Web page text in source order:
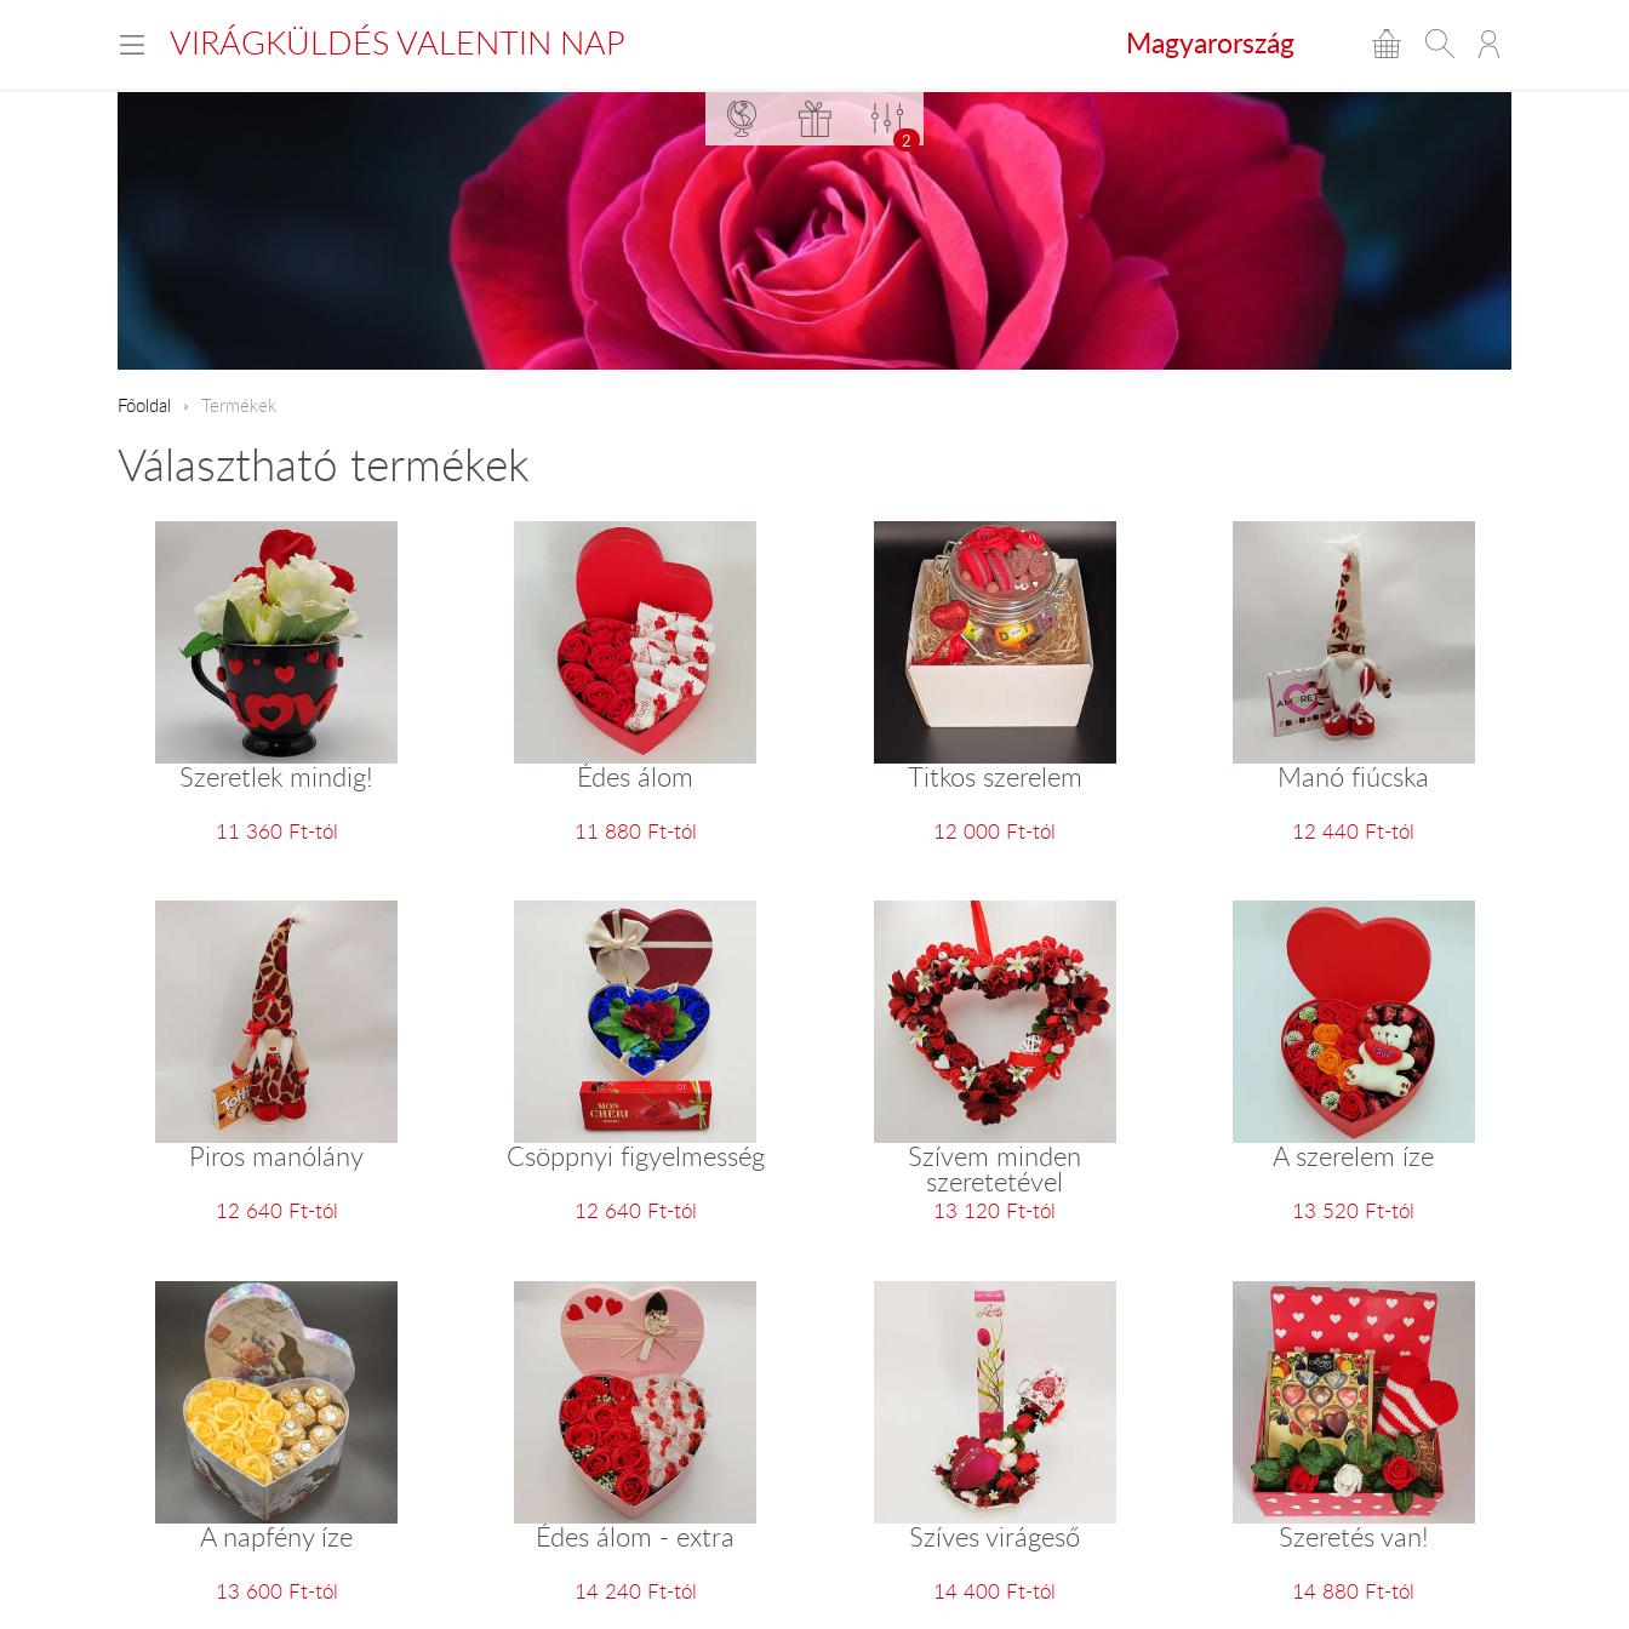
VIRÁGKÜLDÉS VALENTIN NAP Magyarország
2
Főoldal Termékek
Választható termékek
Szeretlek mindig!
11 360 Ft-tól
Édes álom
11 880 Ft-tól
Titkos szerelem
12 000 Ft-tól
Manó fiúcska
12 440 Ft-tól
Piros manólány
12 640 Ft-tól
Csöppnyi figyelmesség
12 640 Ft-tól
Szívem minden
szeretetével
13 120 Ft-tól
A szerelem íze
13 520 Ft-tól
A napfény íze
13 600 Ft-tól
Édes álom - extra
14 240 Ft-tól
Szíves virágeső
14 400 Ft-tól
Szeretés van!
14 880 Ft-tól